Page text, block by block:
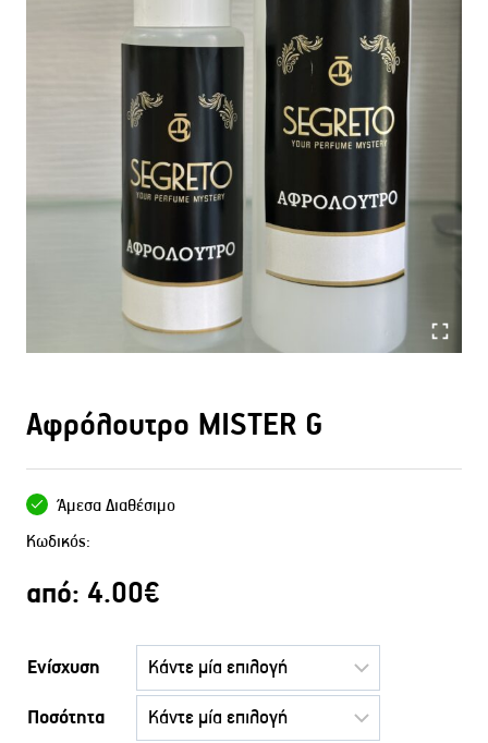
Αφρόλουτρο MISTER G
Άμεσα Διαθέσιμο
Κωδικός:
από: 4.00€
Ενίσχυση
Ποσότητα